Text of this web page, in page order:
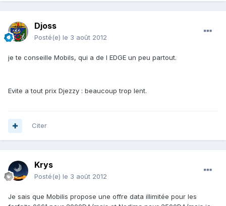
Djoss
Posté(e) le 3 août 2012
je te conseille Mobils, qui a de l EDGE un peu partout.
Evite a tout prix Djezzy : beaucoup trop lent.
Citer
Krys
Posté(e) le 3 août 2012
Je sais que Mobilis propose une offre data illimitée pour les